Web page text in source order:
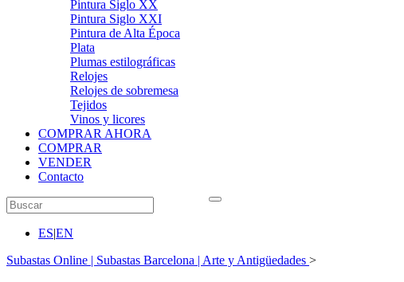
Pintura Siglo XX
Pintura Siglo XXI
Pintura de Alta Época
Plata
Plumas estilográficas
Relojes
Relojes de sobremesa
Tejidos
Vinos y licores
COMPRAR AHORA
COMPRAR
VENDER
Contacto
ES|EN
Subastas Online | Subastas Barcelona | Arte y Antigüedades >